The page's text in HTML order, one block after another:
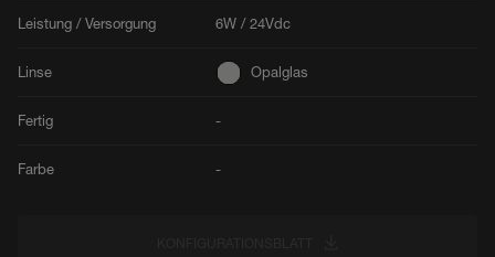
Leistung / Versorgung 6W / 24Vdc
Linse Opalglas
Fertig -
Farbe -